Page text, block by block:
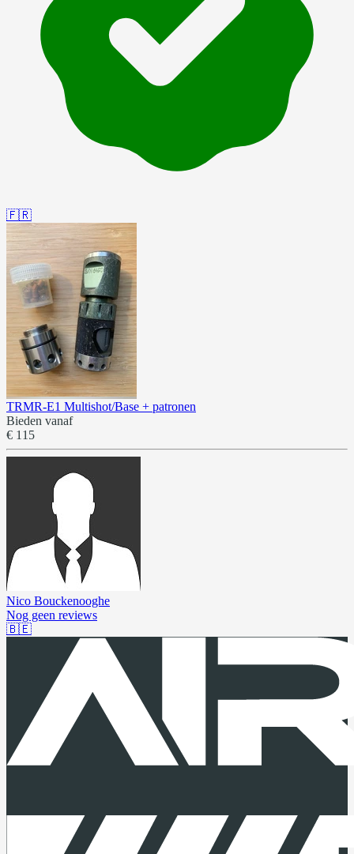
🇫🇷
TRMR-E1 Multishot/Base + patronen
Bieden vanaf
€ 115
Nico Bouckenooghe
Nog geen reviews
🇧🇪